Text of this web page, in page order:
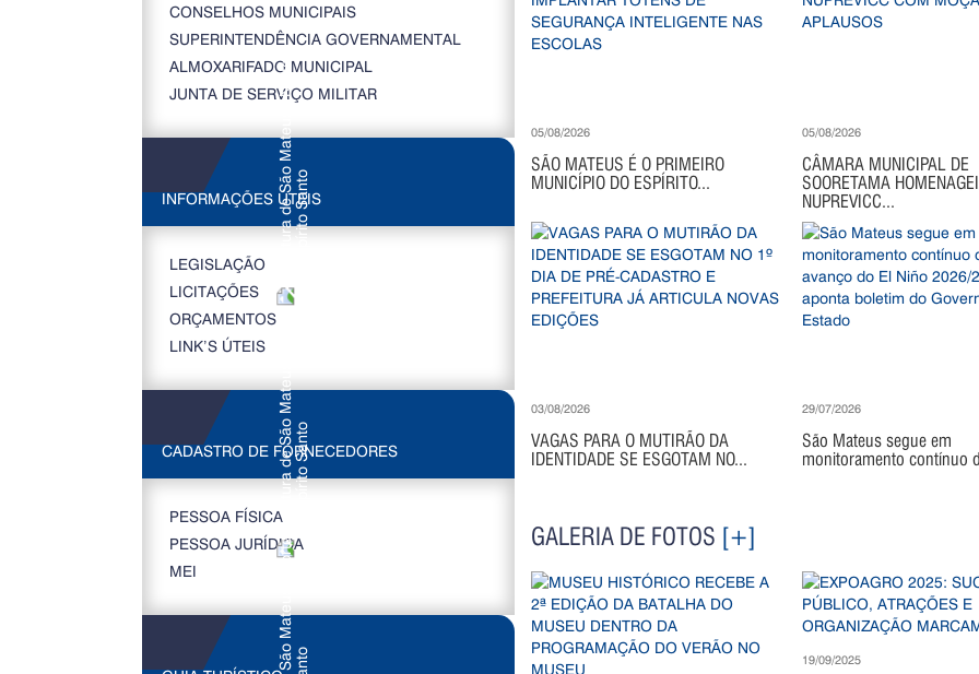
CONSELHOS MUNICIPAIS
SUPERINTENDÊNCIA GOVERNAMENTAL
ALMOXARIFADO MUNICIPAL
JUNTA DE SERVIÇO MILITAR
INFORMAÇÕES ÚTEIS
LEGISLAÇÃO
LICITAÇÕES
ORÇAMENTOS
LINK’S ÚTEIS
CADASTRO DE FORNECEDORES
PESSOA FÍSICA
PESSOA JURÍDICA
MEI
05/08/2026
SÃO MATEUS É O PRIMEIRO
MUNICÍPIO DO ESPÍRITO...
05/08/2026
CÂMARA MUNICIPAL DE
SOORETAMA
NUPREVICC...
03/08/2026
VAGAS PARA O MUTIRÃO DA
IDENTIDADE SE ESGOTAM NO...
29/07/2026
São Mateus segue em
monitoramento contínuo
GALERIA DE FOTOS [+]
19/09/2025